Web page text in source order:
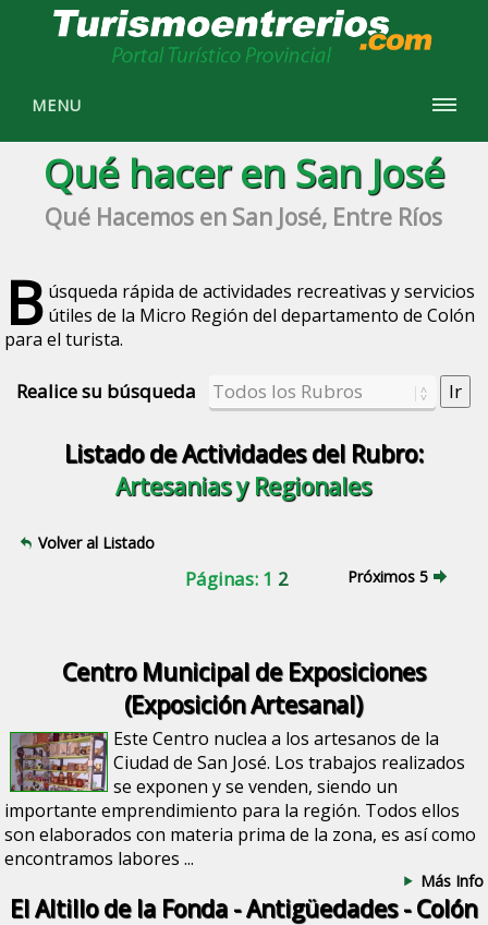
MENU
Qué hacer en San José
Qué Hacemos en San José, Entre Ríos
B úsqueda rápida de actividades recreativas y servicios
útiles de la Micro Región del departamento de Colón
para el turista.
Realice su búsqueda
Listado de Actividades del Rubro:
Artesanias y Regionales
Volver al Listado
Páginas: 1 2 Próximos 5
Centro Municipal de Exposiciones
(Exposición Artesanal)
Este Centro nuclea a los artesanos de la
Ciudad de San José. Los trabajos realizados
se exponen y se venden, siendo un
importante emprendimiento para la región. Todos ellos
son elaborados con materia prima de la zona, es así como
encontramos labores ...
Más Info
El Altillo de la Fonda - Antigüedades - Colón